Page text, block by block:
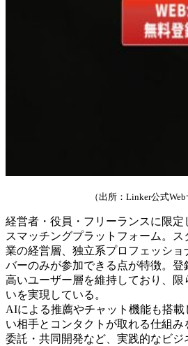
（出所：Linker公式Web
経営者・役員・フリーランスに限
スマッチングプラットフォーム。
業の経営層、独立系プロフェッシ
バーのみが参加できる点が特徴。
高いユーザー層を維持しており、
いを実現している。
AIによる推薦やチャット機能も搭載
い相手とコンタクトが取れる仕組
委託・共同開発など、実践的なビ